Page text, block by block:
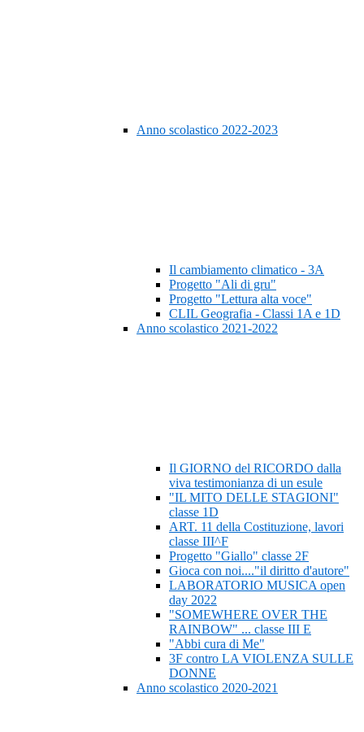
Anno scolastico 2022-2023
Il cambiamento climatico - 3A
Progetto "Ali di gru"
Progetto "Lettura alta voce"
CLIL Geografia - Classi 1A e 1D
Anno scolastico 2021-2022
Il GIORNO del RICORDO dalla
viva testimonianza di un esule
"IL MITO DELLE STAGIONI"
classe 1D
ART. 11 della Costituzione, lavori
classe III^F
Progetto "Giallo" classe 2F
Gioca con noi...."il diritto d'autore"
LABORATORIO MUSICA open
day 2022
"SOMEWHERE OVER THE
RAINBOW" ... classe III E
"Abbi cura di Me"
3F contro LA VIOLENZA SULLE
DONNE
Anno scolastico 2020-2021